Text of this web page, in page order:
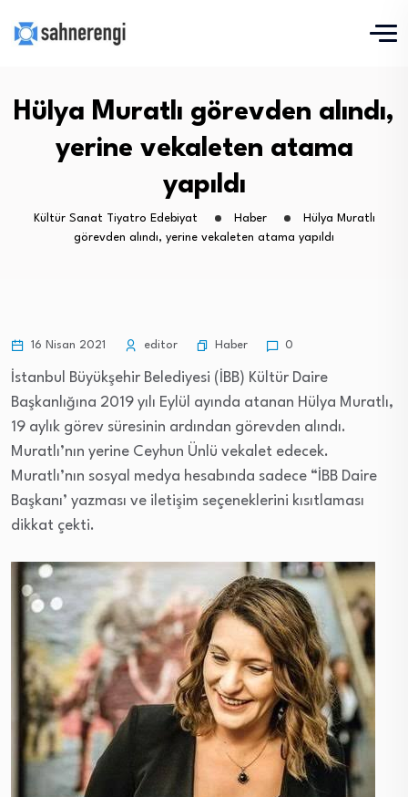
Hülya Muratlı görevden alındı,
yerine vekaleten atama
yapıldı
Kültür Sanat Tiyatro Edebiyat Haber
Hülya Muratlı
görevden alındı, yerine vekaleten atama yapıldı
16 Nisan 2021 editor Haber 0
İstanbul Büyükşehir Belediyesi (İBB) Kültür Daire
Başkanlığına 2019 yılı Eylül ayında atanan Hülya Muratlı,
19 aylık görev süresinin ardından görevden alındı.
Muratlı’nın yerine Ceyhun Ünlü vekalet edecek.
Muratlı’nın sosyal medya hesabında sadece “İBB Daire
Başkanı’ yazması ve iletişim seçeneklerini kısıtlaması
dikkat çekti.